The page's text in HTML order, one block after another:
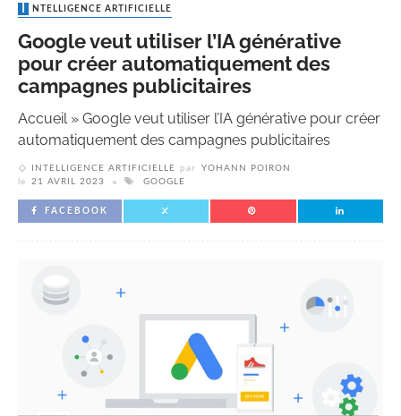
INTELLIGENCE ARTIFICIELLE
Google veut utiliser l’IA générative
pour créer automatiquement des
campagnes publicitaires
Accueil» Google veut utiliser l’IA générative pour créer
automatiquement des campagnes publicitaires
INTELLIGENCE ARTIFICIELLE par
YOHANN POIRON
le
21 AVRIL 2023 GOOGLE
FACEBOOK